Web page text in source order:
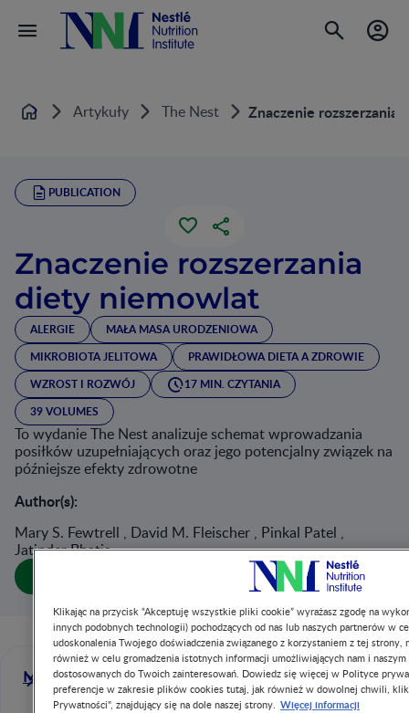
Home Artykuły The Nest Znaczenie rozszerzania
PUBLICATION
Znaczenie rozszerzania
diety niemowlat
ALERGIE
MAŁA MASA URODZENIOWA
MIKROBIOTA JELITOWA
PRAWIDŁOWA DIETA A ZDROWIE
WZROST I ROZWÓJ
17 MIN. CZYTANIA
39 VOLUMES
To wydanie The Nest analizuje schemat wprowadzania
posiłków uzupełniających oraz jego potencjalny związek na
późniejsze efekty zdrowotne
Author(s):
Mary S. Fewtrell , David M. Fleischer , Pinkal Patel ,
Jatinder Bhatia
Download publication
Mary S. Fewtrell
Klikając na przycisk “Akceptuję wszystkie pliki cookie” wyrażasz zgodę na
innych podobnych technologii) pochodzących od nas lub naszych partnerów w
udoskonalenia Twojego doświadczenia związanego z korzystaniem z tej
również w celu gromadzenia istotnych informacji umożliwiających nam i
dostosowanych do Twoich zainteresowań. Dowiedz się więcej w Polityce
preferencje w zakresie plików cookies tutaj, jak również w dowolnej chwili,
Prywatności", znajdujący się na dole naszej strony. Więcej informacji